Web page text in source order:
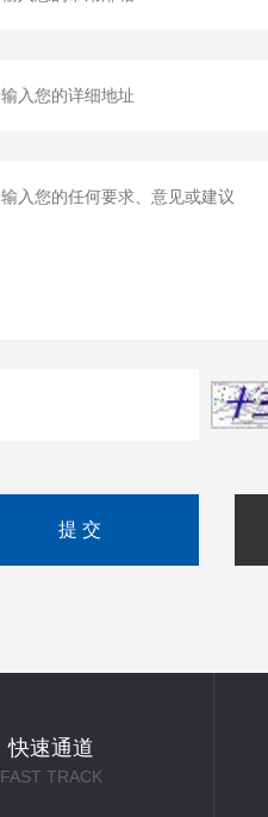
快速通道
FAST TRACK